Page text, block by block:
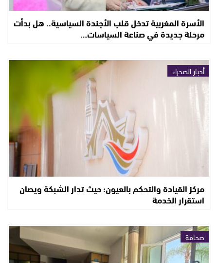
الأسرة المغربية تدخل قلب الأجندة السياسية.. هل بدأت
مرحلة جديدة في صناعة السياسات…
أخبار الصحراء
مركز القيادة والتحكم بالعيون؛ حيث تدار الشبكة ويصان
استقرار الخدمة
صحافة